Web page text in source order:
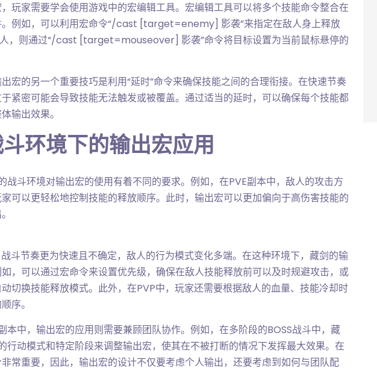
玩家需要学会使用游戏中的宏编辑工具。宏编辑工具可以将多个技能命令整合在
。例如，可以利用宏命令“/cast [target=enemy] 影袭”来指定在敌人身上释放
人，则通过“/cast [target=mouseover] 影袭”命令将目标设置为当前鼠标悬停的
宏的另一个重要技巧是利用“延时”命令来确保技能之间的合理衔接。在快速节奏
紧密可能会导致技能无法触发或被覆盖。通过适当的延时，可以确保每个技能都
输出效果。
环境下的输出宏应用
战斗环境对输出宏的使用有着不同的要求。例如，在PVE副本中，敌人的攻击方
可以更轻松地控制技能的释放顺序。此时，输出宏可以更加偏向于高伤害技能的
斗节奏更为快速且不确定，敌人的行为模式变化多端。在这种环境下，藏剑的输
，可以通过宏命令来设置优先级，确保在敌人技能释放前可以及时规避攻击，或
切换技能释放模式。此外，在PVP中，玩家还需要根据敌人的血量、技能冷却时
序。
本中，输出宏的应用则需要兼顾团队协作。例如，在多阶段的BOSS战斗中，藏
行动模式和特定阶段来调整输出宏，使其在不被打断的情况下发挥最大效果。在
常重要，因此，输出宏的设计不仅要考虑个人输出，还要考虑到如何与团队配